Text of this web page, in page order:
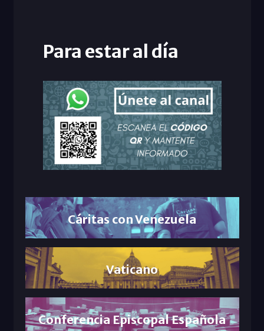
Para estar al día
Cáritas con Venezuela
Vaticano
Conferencia Episcopal Española